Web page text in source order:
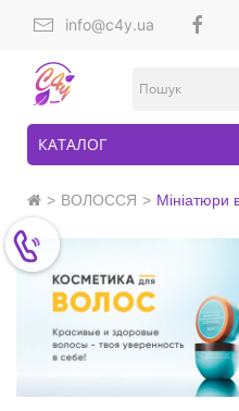
info@c4y.ua
КАТАЛОГ
ВОЛОССЯ Мініатюри